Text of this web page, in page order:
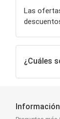
Las
¿Cuáles
Información